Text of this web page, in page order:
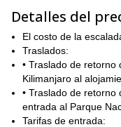
en el último día.
Es un trek fácil,
excursionistas
acostumbrado a largas
**Entonces, envía un
este espectacular
Además, consulta **mi
emocionantes en
Detalles del
El costo de la
Traslados:
• Traslado de
Kilimanjaro al
• Traslado de
entrada al Parque
Tarifas de entrada: